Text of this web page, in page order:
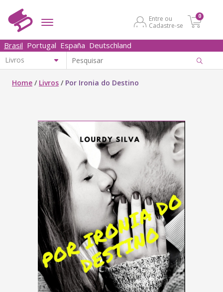
Entre ou
Cadastre-se
0
Brasil Portugal España Deutschland
Home / Livros / Por Ironia do Destino